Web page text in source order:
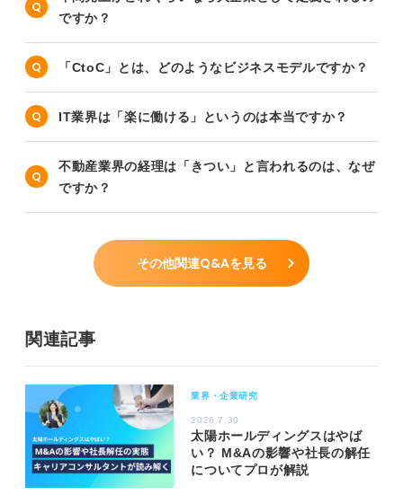
ですか？
「CtoC」とは、どのようなビジネスモデルですか？
IT業界は「楽に働ける」というのは本当ですか？
不動産業界の経理は「きつい」と言われるのは、なぜ
ですか？
その他関連Q&Aを見る
関連記事
業界・企業研究
2026.7.30
太陽ホールディングスはやば
い？ M&Aの影響や社長の解任
についてプロが解説